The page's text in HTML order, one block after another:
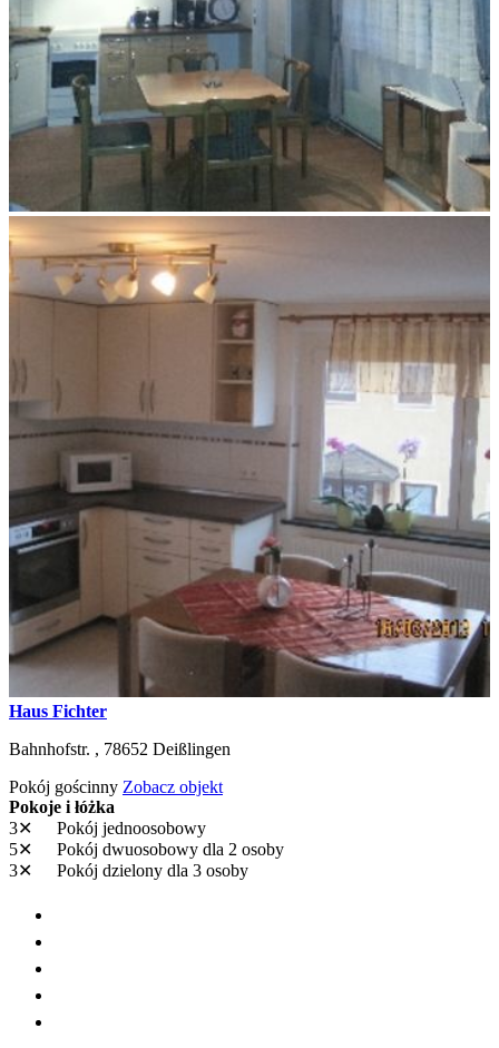
Haus Fichter
Bahnhofstr. , 78652 Deißlingen
Pokój gościnny Zobacz objekt
Pokoje i łóżka
3✕
Pokój jednoosobowy
5✕
Pokój dwuosobowy dla 2 osoby
3✕
Pokój dzielony dla 3 osoby